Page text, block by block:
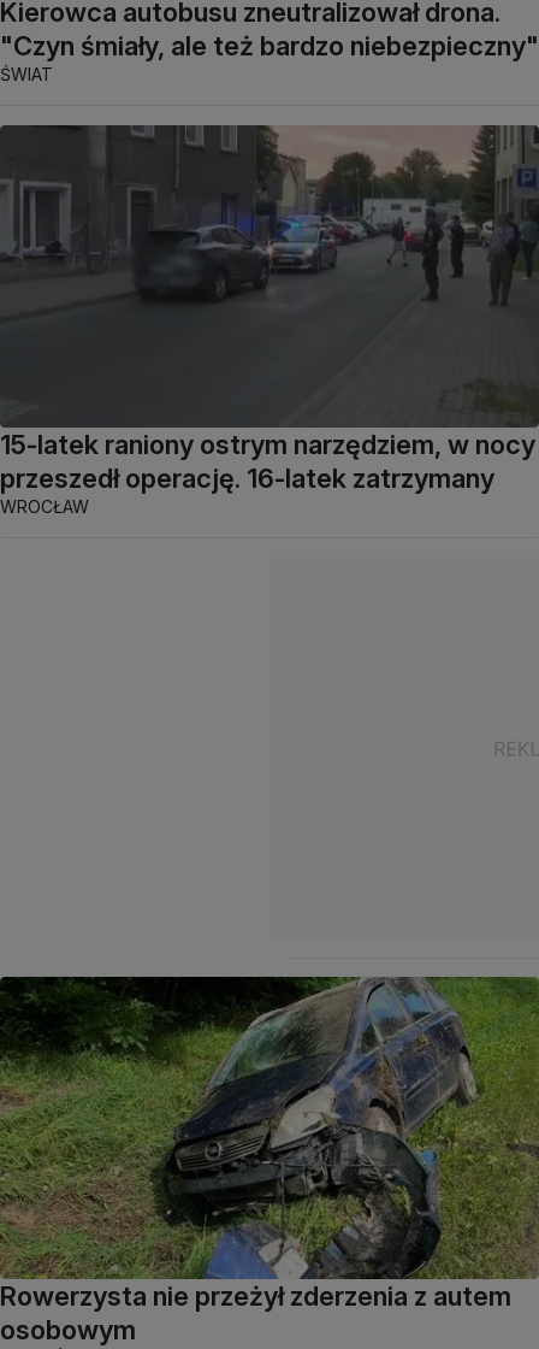
Kierowca autobusu zneutralizował drona.
"Czyn śmiały, ale też bardzo niebezpieczny"
ŚWIAT
15-latek raniony ostrym narzędziem, w nocy
przeszedł operację. 16-latek zatrzymany
WROCŁAW
Rowerzysta nie przeżył zderzenia z autem
osobowym